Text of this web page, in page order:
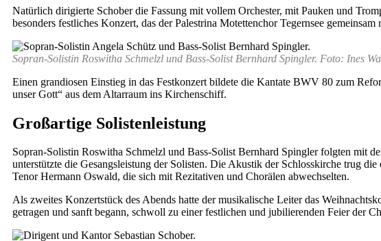
Natürlich dirigierte Schober die Fassung mit vollem Orchester, mit Pauken und
besonders festliches Konzert, das der Palestrina Motettenchor Tegernsee
Sopran-Solistin Roswitha Schmelzl und Bass-Solist Bernhard Spingler. Foto: Ines
Einen grandiosen Einstieg in das Festkonzert bildete die Kantate BWV 80 zum
unser Gott“ aus dem Altarraum ins Kirchenschiff.
Großartige Solistenleistung
Sopran-Solistin Roswitha Schmelzl und Bass-Solist Bernhard Spingler folgten mit
unterstützte die Gesangsleistung der Solisten. Die Akustik der Schlosskirche trug
Tenor Hermann Oswald, die sich mit Rezitativen und Chorälen abwechselten.
Als zweites Konzertstück des Abends hatte der musikalische Leiter das
getragen und sanft begann, schwoll zu einer festlichen und jubilierenden Feier der